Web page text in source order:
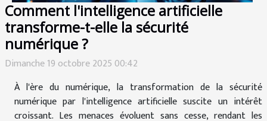
Comment l'intelligence artificielle
transforme-t-elle la sécurité
numérique ?
Dimanche 19 octobre 2025 00:42
À l'ère du numérique, la transformation de la sécurité
numérique par l'intelligence artificielle suscite un intérêt
croissant. Les menaces évoluent sans cesse, rendant les